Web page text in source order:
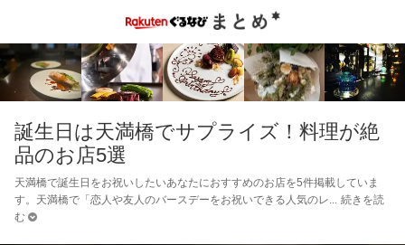
誕生日は天満橋でサプライズ！料理が絶
品のお店5選
天満橋で誕生日をお祝いしたいあなたにおすすめのお店を5件掲載していま
す。天満橋で「恋人や友人のバースデーをお祝いできる人気のレ
続きを読
む